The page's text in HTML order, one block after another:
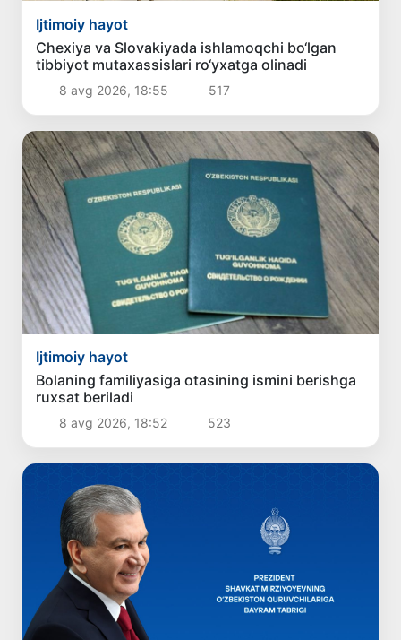
Ijtimoiy hayot
Chexiya va Slovakiyada ishlamoqchi bo‘lgan
tibbiyot mutaxassislari ro‘yxatga olinadi
8 avg 2026, 18:55 517
Ijtimoiy hayot
Bolaning familiyasiga otasining ismini berishga
ruxsat beriladi
8 avg 2026, 18:52 523